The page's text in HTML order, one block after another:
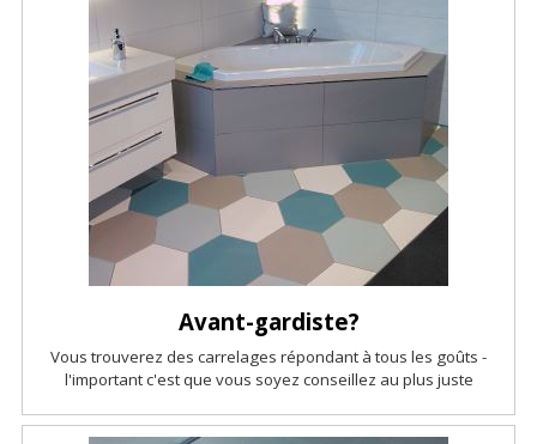
Avant-gardiste?
Vous trouverez des carrelages répondant à tous les goûts -
l'important c'est que vous soyez conseillez au plus juste